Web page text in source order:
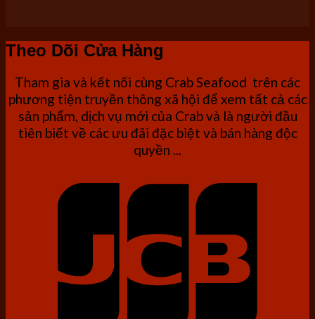
Theo Dõi Cửa Hàng
Tham gia và kết nối cùng Crab Seafood trên các
phương tiện truyền thông xã hội để xem tất cả các
sản phẩm, dịch vụ mới của Crab và là người đầu
tiên biết về các ưu đãi đặc biệt và bán hàng độc
quyền ...